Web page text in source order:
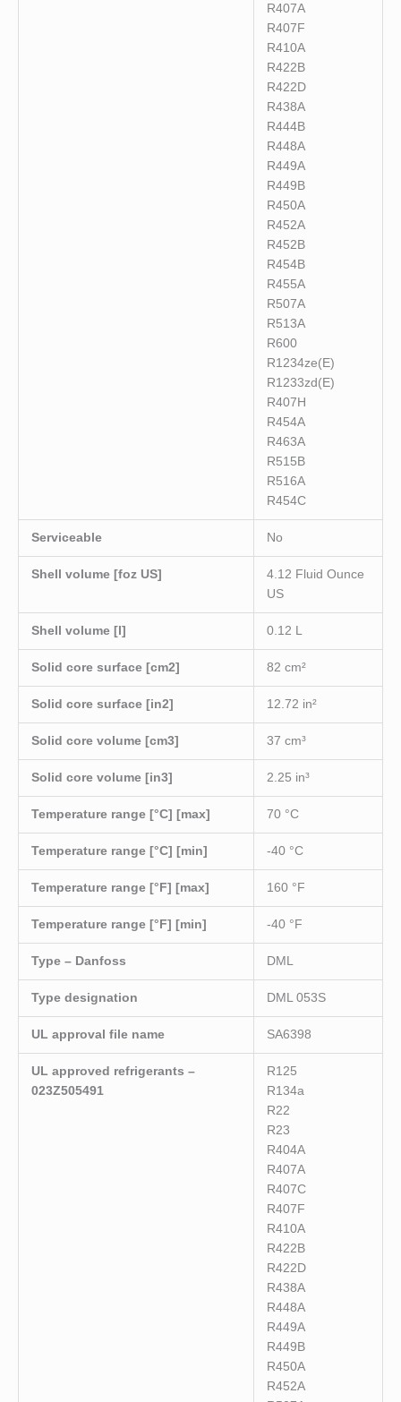
R407A
R407F
R410A
R422B
R422D
R438A
R444B
R448A
R449A
R449B
R450A
R452A
R452B
R454B
R455A
R507A
R513A
R600
R1234ze(E)
R1233zd(E)
R407H
R454A
R463A
R515B
R516A
R454C
Serviceable No
Shell volume [foz US]
4.12 Fluid Ounce
US
Shell volume [l] 0.12 L
Solid core surface [cm2] 82 cm²
Solid core surface [in2] 12.72 in²
Solid core volume [cm3] 37 cm³
Solid core volume [in3] 2.25 in³
Temperature range [°C] [max] 70 °C
Temperature range [°C] [min] -40 °C
Temperature range [°F] [max] 160 °F
Temperature range [°F] [min] -40 °F
Type – Danfoss DML
Type designation DML 053S
UL approval file name SA6398
UL approved refrigerants –
023Z505491
R125
R134a
R22
R23
R404A
R407A
R407C
R407F
R410A
R422B
R422D
R438A
R448A
R449A
R449B
R450A
R452A